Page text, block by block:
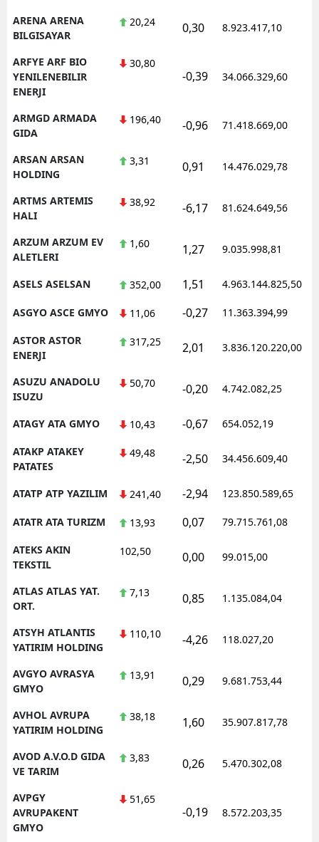
ARENA ARENA
BILGISAYAR
20,24 0,30 8.923.417,10
ARFYE ARF BIO
YENILENEBILIR
ENERJI
30,80
-0,39 34.066.329,60
ARMGD ARMADA
GIDA
196,40 -0,96 71.418.669,00
ARSAN ARSAN
HOLDING
3,31 0,91 14.476.029,78
ARTMS ARTEMIS
HALI
38,92 -6,17 81.624.649,56
ARZUM ARZUM EV
ALETLERI
1,60 1,27 9.035.998,81
ASELS ASELSAN 352,00 1,51 4.963.144.825,50
ASGYO ASCE GMYO 11,06 -0,27 11.363.394,99
ASTOR ASTOR
ENERJI
317,25 2,01 3.836.120.220,00
ASUZU ANADOLU
ISUZU
50,70 -0,20 4.742.082,25
ATAGY ATA GMYO 10,43 -0,67 654.052,19
ATAKP ATAKEY
PATATES
49,48 -2,50 34.456.609,40
ATATP ATP YAZILIM 241,40 -2,94 123.850.589,65
ATATR ATA TURIZM 13,93 0,07 79.715.761,08
ATEKS AKIN
TEKSTIL
102,50 0,00 99.015,00
ATLAS ATLAS YAT.
ORT.
7,13 0,85 1.135.084,04
ATSYH ATLANTIS
YATIRIM HOLDING
110,10 -4,26 118.027,20
AVGYO AVRASYA
GMYO
13,91 0,29 9.681.753,44
AVHOL AVRUPA
YATIRIM HOLDING
38,18 1,60 35.907.817,78
AVOD A.V.O.D GIDA
VE TARIM
3,83 0,26 5.470.302,08
AVPGY
AVRUPAKENT
GMYO
51,65
-0,19 8.572.203,35